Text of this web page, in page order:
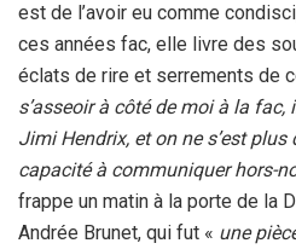
est de l’avoir eu comme
ces années fac, elle livre des
éclats de rire et serrements de
s’asseoir à côté de moi à la
Jimi Hendrix, et on ne s’est
capacité à communiquer hors-
frappe un matin à la porte de la
Andrée Brunet, qui fut « une